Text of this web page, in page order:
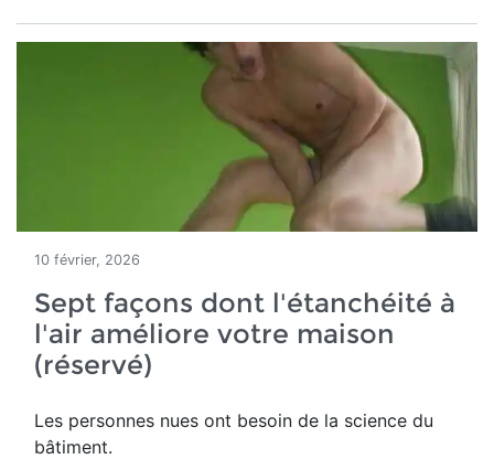
10 février, 2026
Sept façons dont l'étanchéité à
l'air améliore votre maison
(réservé)
Les personnes nues ont besoin de la science du
bâtiment.